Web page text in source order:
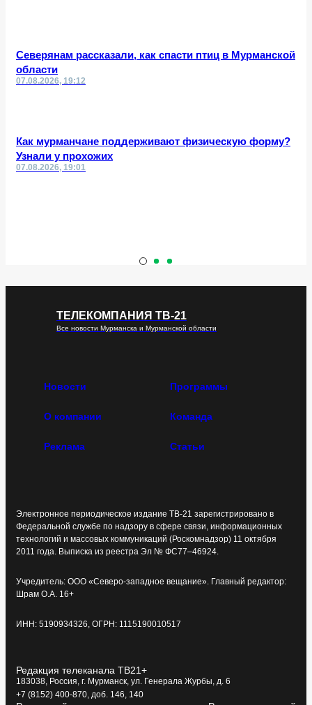
Северянам рассказали, как спасти птиц в Мурманской
области
07.08.2026, 19:12
Как мурманчане поддерживают физическую форму?
Узнали у прохожих
07.08.2026, 19:01
ТЕЛЕКОМПАНИЯ ТВ-21
Все новости Мурманска и Мурманской области
Новости Программы
О компании Команда
Реклама Статьи
Электронное периодическое издание ТВ-21 зарегистрировано в
Федеральной службе по надзору в сфере связи, информационных
технологий и массовых коммуникаций (Роскомнадзор) 11 октября
2011 года. Выписка из реестра Эл № ФС77–46924.
Учредитель: ООО «Северо-западное вещание». Главный редактор:
Шрам О.А. 16+
ИНН: 5190934326, ОГРН: 1115190010517
Редакция телеканала ТВ21+
183038, Россия, г. Мурманск, ул. Генерала Журбы, д. 6
+7 (8152) 400-870, доб. 146, 140